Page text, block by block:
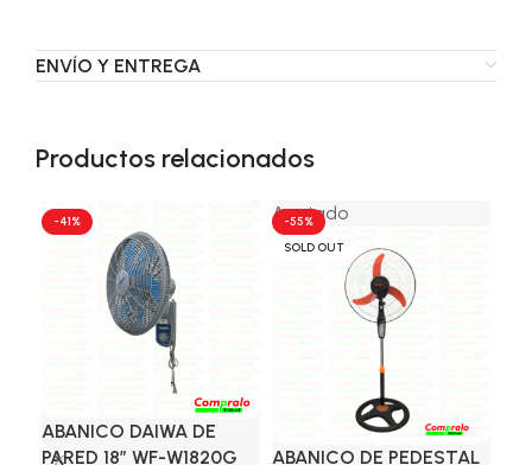
ENVÍO Y ENTREGA
Productos relacionados
-41%
ABANICO DAIWA DE
PARED 18″ WF-W1820G
-55%
SOLD OUT
Agotado
ABANICO DE PEDESTAL